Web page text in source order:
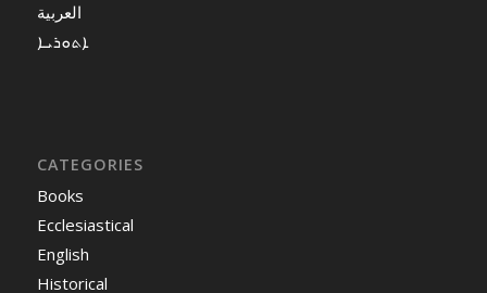
العربية
ܐܬܘܪܝܐ
CATEGORIES
Books
Ecclesiastical
English
Historical